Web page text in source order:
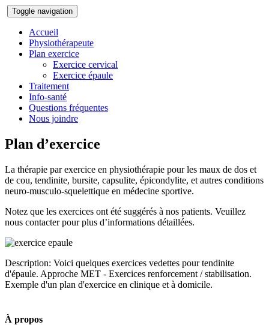
Toggle navigation
Accueil
Physiothérapeute
Plan exercice
Exercice cervical
Exercice épaule
Traitement
Info-santé
Questions fréquentes
Nous joindre
Plan d’exercice
La thérapie par exercice en physiothérapie pour les maux de dos et
de cou, tendinite, bursite, capsulite, épicondylite, et autres conditions
neuro-musculo-squelettique en médecine sportive.
Notez que les exercices ont été suggérés à nos patients. Veuillez
nous contacter pour plus d’informations détaillées.
Description: Voici quelques exercices vedettes pour tendinite
d'épaule. Approche MET - Exercices renforcement / stabilisation.
Exemple d'un plan d'exercice en clinique et à domicile.
À propos